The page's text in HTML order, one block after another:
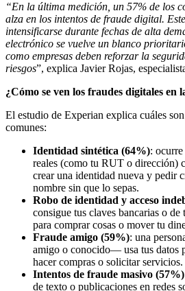
“En la última medición, un 57% de los
alza en los intentos de fraude digital.
intensificarse durante fechas de alta
electrónico se vuelve un blanco
como empresas deben reforzar la
riesgos”, explica Javier Rojas,
¿Cómo se ven los fraudes digitales en
El estudio de Experian explica cuáles
comunes:
Identidad sintética (64%):
reales (como tu RUT o dirección)
crear una identidad nueva y pedir
nombre sin que lo sepas.
Robo de identidad y acceso
consigue tus claves bancarias o de
para comprar cosas o mover tu
Fraude amigo (59%): una
amigo o conocido— usa tus datos
hacer compras o solicitar servicios.
Intentos de fraude masivo (57%)
de texto o publicaciones en redes